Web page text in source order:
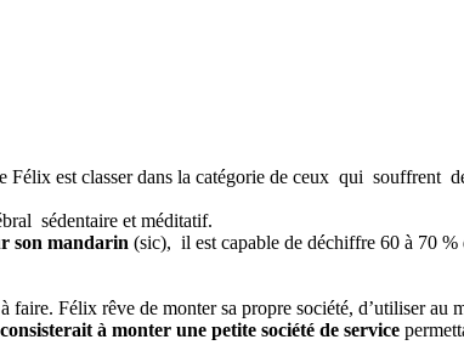
Félix est classer dans la catégorie de ceux qui souffrent
sédentaire et méditatif.
son mandarin (sic), il est capable de déchiffre 60 à 70 %
faire. Félix rêve de monter sa propre société, d’utiliser
à monter une petite société de service